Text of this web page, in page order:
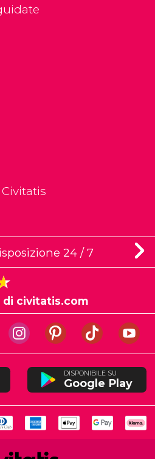
24 / 7
di civitatis.com
DISPONIBILE SU
Google Play